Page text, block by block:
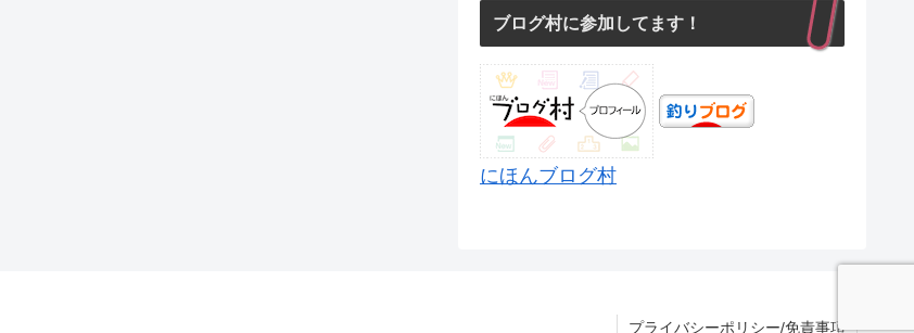
ブログ村に参加してます！
にほんブログ村
プライバシーポリシー/免責事項